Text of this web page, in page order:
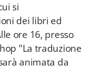
si
dei libri ed
ore 16, presso
"La traduzione
animata da